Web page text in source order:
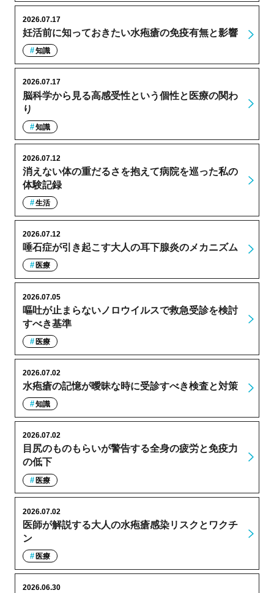
妊活前に知っておきたい水疱瘡の免疫有無と影響
2026.07.17
知識
脳科学から見る高感受性という個性と医療の関わ
り
2026.07.17
知識
消えない体の重だるさを抱えて病院を巡った私の
体験記録
2026.07.12
生活
唾石症が引き起こす大人の耳下腺炎のメカニズム
2026.07.12
医療
嘔吐が止まらないノロウイルスで救急受診を検討
すべき基準
2026.07.05
医療
水疱瘡の記憶が曖昧な時に受診すべき検査と対策
2026.07.02
知識
目尻のものもらいが警告する全身の疲労と免疫力
の低下
2026.07.02
医療
医師が解説する大人の水疱瘡感染リスクとワクチ
ン
2026.07.02
医療
2026.06.30